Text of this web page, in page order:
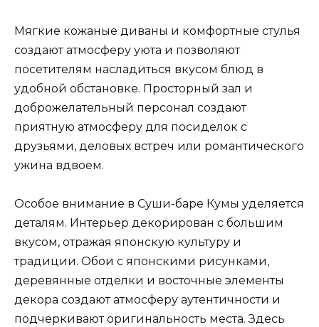
Мягкие кожаные диваны и комфортные стулья
создают атмосферу уюта и позволяют
посетителям насладиться вкусом блюд в
удобной обстановке. Просторный зал и
доброжелательный персонал создают
приятную атмосферу для посиделок с
друзьями, деловых встреч или романтического
ужина вдвоем.
Особое внимание в Суши-баре Кумы уделяется
деталям. Интерьер декорирован с большим
вкусом, отражая японскую культуру и
традиции. Обои с японскими рисунками,
деревянные отделки и восточные элементы
декора создают атмосферу аутентичности и
подчеркивают оригинальность места. Здесь